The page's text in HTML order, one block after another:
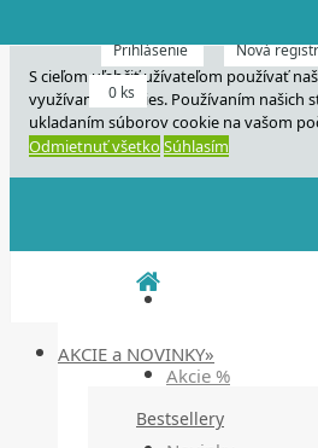
S cieľom uľahčiť užívateľom používať
využívame cookies. Používaním našich
ukladaním súborov cookie na vašom
Odmietnuť všetko Súhlasím
Akcie %
Prihlásenie Nová
0 ks
AKCIE a NOVINKY»
Bestsellery